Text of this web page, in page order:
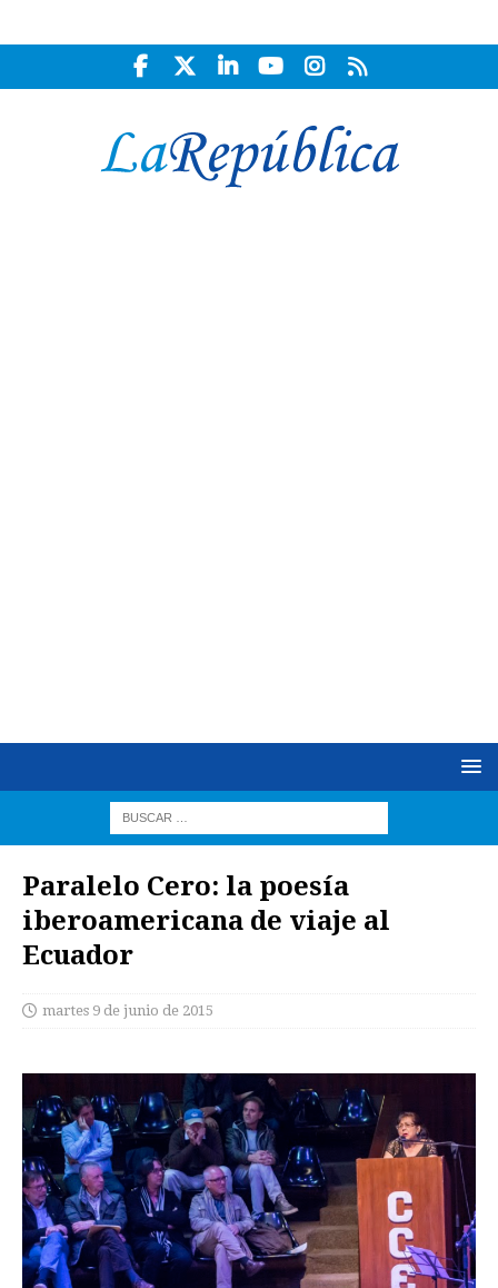
Paralelo Cero: la poesía
iberoamericana de viaje al
Ecuador
martes 9 de junio de 2015